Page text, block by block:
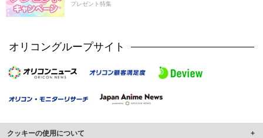
プレゼント特集
オリコングループサイト
クッキーの使用について